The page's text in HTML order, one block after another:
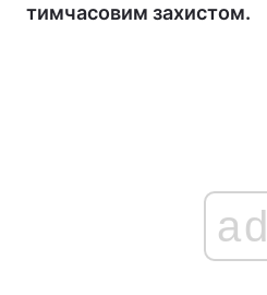
тимчасовим захистом.
ad